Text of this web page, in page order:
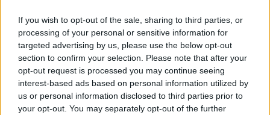
If you wish to opt-out of the sale, sharing to third parties, or
processing of your personal or sensitive information for
targeted advertising by us, please use the below opt-out
section to confirm your selection. Please note that after your
opt-out request is processed you may continue seeing
interest-based ads based on personal information utilized by
us or personal information disclosed to third parties prior to
your opt-out. You may separately opt-out of the further
Med en laddkabel finns det stora pengar att spara för
tjänstebilisterna. Men kan laddtekniken även löna sig
för privatbilister? Vi testar tre ”folkliga” laddhybrider
och ser vad Hyundai, Toyota och VW kan erbjuda.
Text
Nils Svärd